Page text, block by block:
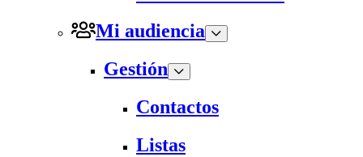
Mi audiencia
Gestión
Contactos
Listas